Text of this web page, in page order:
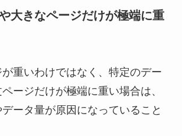
大きなページだけが極端に重
重いわけではなく、特定のデー
ージだけが極端に重い場合は、
ータ量が原因になっていること